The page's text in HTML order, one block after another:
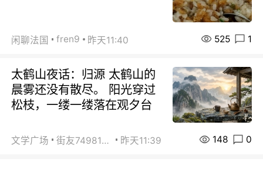
闲聊法国 fren9 昨天11:40 525 1
太鹤山夜话：归源 太鹤山的
晨雾还没有散尽。 阳光穿过
松枝，一缕一缕落在观夕台
文学广场 街友74981146 昨天11:39 148 0